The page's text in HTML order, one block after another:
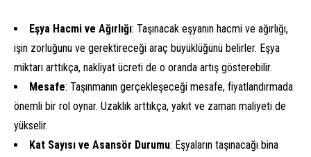
Eşya Hacmi ve Ağırlığı: Taşınacak eşyanın hacmi ve ağırlığı,
işin zorluğunu ve gerektireceği araç büyüklüğünü belirler. Eşya
miktarı arttıkça, nakliyat ücreti de o oranda artış gösterebilir.
Mesafe: Taşınmanın gerçekleşeceği mesafe, fiyatlandırmada
önemli bir rol oynar. Uzaklık arttıkça, yakıt ve zaman maliyeti de
yükselir.
Kat Sayısı ve Asansör Durumu: Eşyaların taşınacağı bina